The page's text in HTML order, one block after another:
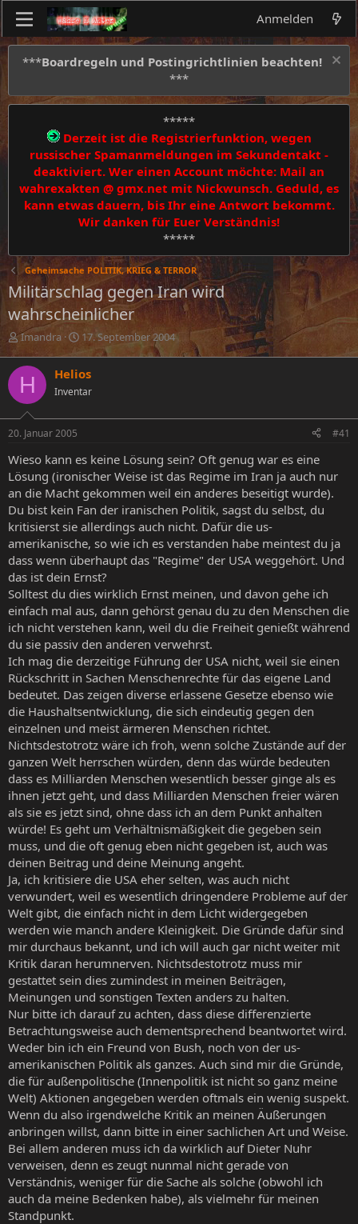
Anmelden
***Boardregeln und Postingrichtlinien beachten!
***
*****
Derzeit ist die Registrierfunktion, wegen
russischer Spamanmeldungen im Sekundentakt -
deaktiviert. Wer einen Account möchte: Mail an
wahrexakten @ gmx.net mit Nickwunsch. Geduld, es
kann etwas dauern, bis Ihr eine Antwort bekommt.
Wir danken für Euer Verständnis!
*****
Geheimsache POLITIK, KRIEG & TERROR
Militärschlag gegen Iran wird
wahrscheinlicher
E
s
t
e
l
l
e
Imandra
E
r
t
e
l
m
17. September 2004
H Helios
Inventar
20. Januar 2005 #41
Wieso kann es keine Lösung sein? Oft genug war es eine
Lösung (ironischer Weise ist das Regime im Iran ja auch nur
an die Macht gekommen weil ein anderes beseitigt wurde).
Du bist kein Fan der iranischen Politik, sagst du selbst, du
kritisierst sie allerdings auch nicht. Dafür die us-
amerikanische, so wie ich es verstanden habe meintest du ja
dass wenn überhaupt das "Regime" der USA weggehört. Und
das ist dein Ernst?
Solltest du dies wirklich Ernst meinen, und davon gehe ich
einfach mal aus, dann gehörst genau du zu den Menschen die
ich nicht verstehen kann, weil du die Freiheit genießt während
du sie passiv den anderen verwehrst.
Ich mag die derzeitige Führung der USA nicht, weil sie einen
Rückschritt in Sachen Menschenrechte für das eigene Land
bedeutet. Das zeigen diverse erlassene Gesetze ebenso wie
die Haushaltsentwicklung, die sich eindeutig gegen den
einzelnen und meist ärmeren Menschen richtet.
Nichtsdestotrotz wäre ich froh, wenn solche Zustände auf der
ganzen Welt herrschen würden, denn das würde bedeuten
dass es Milliarden Menschen wesentlich besser ginge als es
ihnen jetzt geht, und dass Milliarden Menschen freier wären
als sie es jetzt sind, ohne dass ich an dem Punkt anhalten
würde! Es geht um Verhältnismäßigkeit die gegeben sein
muss, und die oft genug eben nicht gegeben ist, auch was
deinen Beitrag und deine Meinung angeht.
Ja, ich kritisiere die USA eher selten, was auch nicht
verwundert, weil es wesentlich dringendere Probleme auf der
Welt gibt, die einfach nicht in dem Licht widergegeben
werden wie manch andere Kleinigkeit. Die Gründe dafür sind
mir durchaus bekannt, und ich will auch gar nicht weiter mit
Kritik daran herumnerven. Nichtsdestotrotz muss mir
gestattet sein dies zumindest in meinen Beiträgen,
Meinungen und sonstigen Texten anders zu halten.
Nur bitte ich darauf zu achten, dass diese differenzierte
Betrachtungsweise auch dementsprechend beantwortet wird.
Weder bin ich ein Freund von Bush, noch von der us-
amerikanischen Politik als ganzes. Auch sind mir die Gründe,
die für außenpolitische (Innenpolitik ist nicht so ganz meine
Welt) Aktionen angegeben werden oftmals ein wenig suspekt.
Wenn du also irgendwelche Kritik an meinen Äußerungen
anbringen willst, dann bitte in einer sachlichen Art und Weise.
Bei allem anderen muss ich da wirklich auf Dieter Nuhr
verweisen, denn es zeugt nunmal nicht gerade von
Verständnis, weniger für die Sache als solche (obwohl ich
auch da meine Bedenken habe), als vielmehr für meinen
Standpunkt.